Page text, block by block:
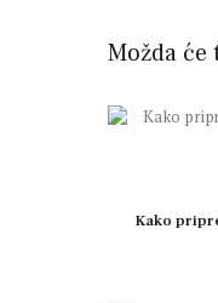
Možda
Kako